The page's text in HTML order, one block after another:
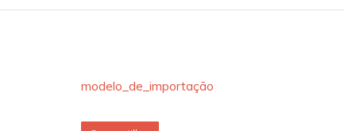
modelo_de_importação